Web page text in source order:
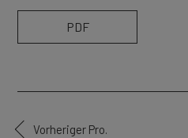
PDF
Vorheriger Pro.